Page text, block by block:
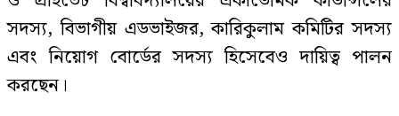
সদস্য, বিভাগীয় এডভাইজর, কারিকুলাম কমিটির সদস্য
এবং নিয়োগ বোর্ডের সদস্য হিসেবেও দায়িত্ব পালন
করছেন।